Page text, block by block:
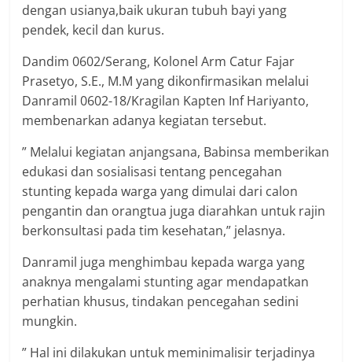
dengan usianya,baik ukuran tubuh bayi yang
pendek, kecil dan kurus.
Dandim 0602/Serang, Kolonel Arm Catur Fajar
Prasetyo, S.E., M.M yang dikonfirmasikan melalui
Danramil 0602-18/Kragilan Kapten Inf Hariyanto,
membenarkan adanya kegiatan tersebut.
” Melalui kegiatan anjangsana, Babinsa memberikan
edukasi dan sosialisasi tentang pencegahan
stunting kepada warga yang dimulai dari calon
pengantin dan orangtua juga diarahkan untuk rajin
berkonsultasi pada tim kesehatan,” jelasnya.
Danramil juga menghimbau kepada warga yang
anaknya mengalami stunting agar mendapatkan
perhatian khusus, tindakan pencegahan sedini
mungkin.
” Hal ini dilakukan untuk meminimalisir terjadinya